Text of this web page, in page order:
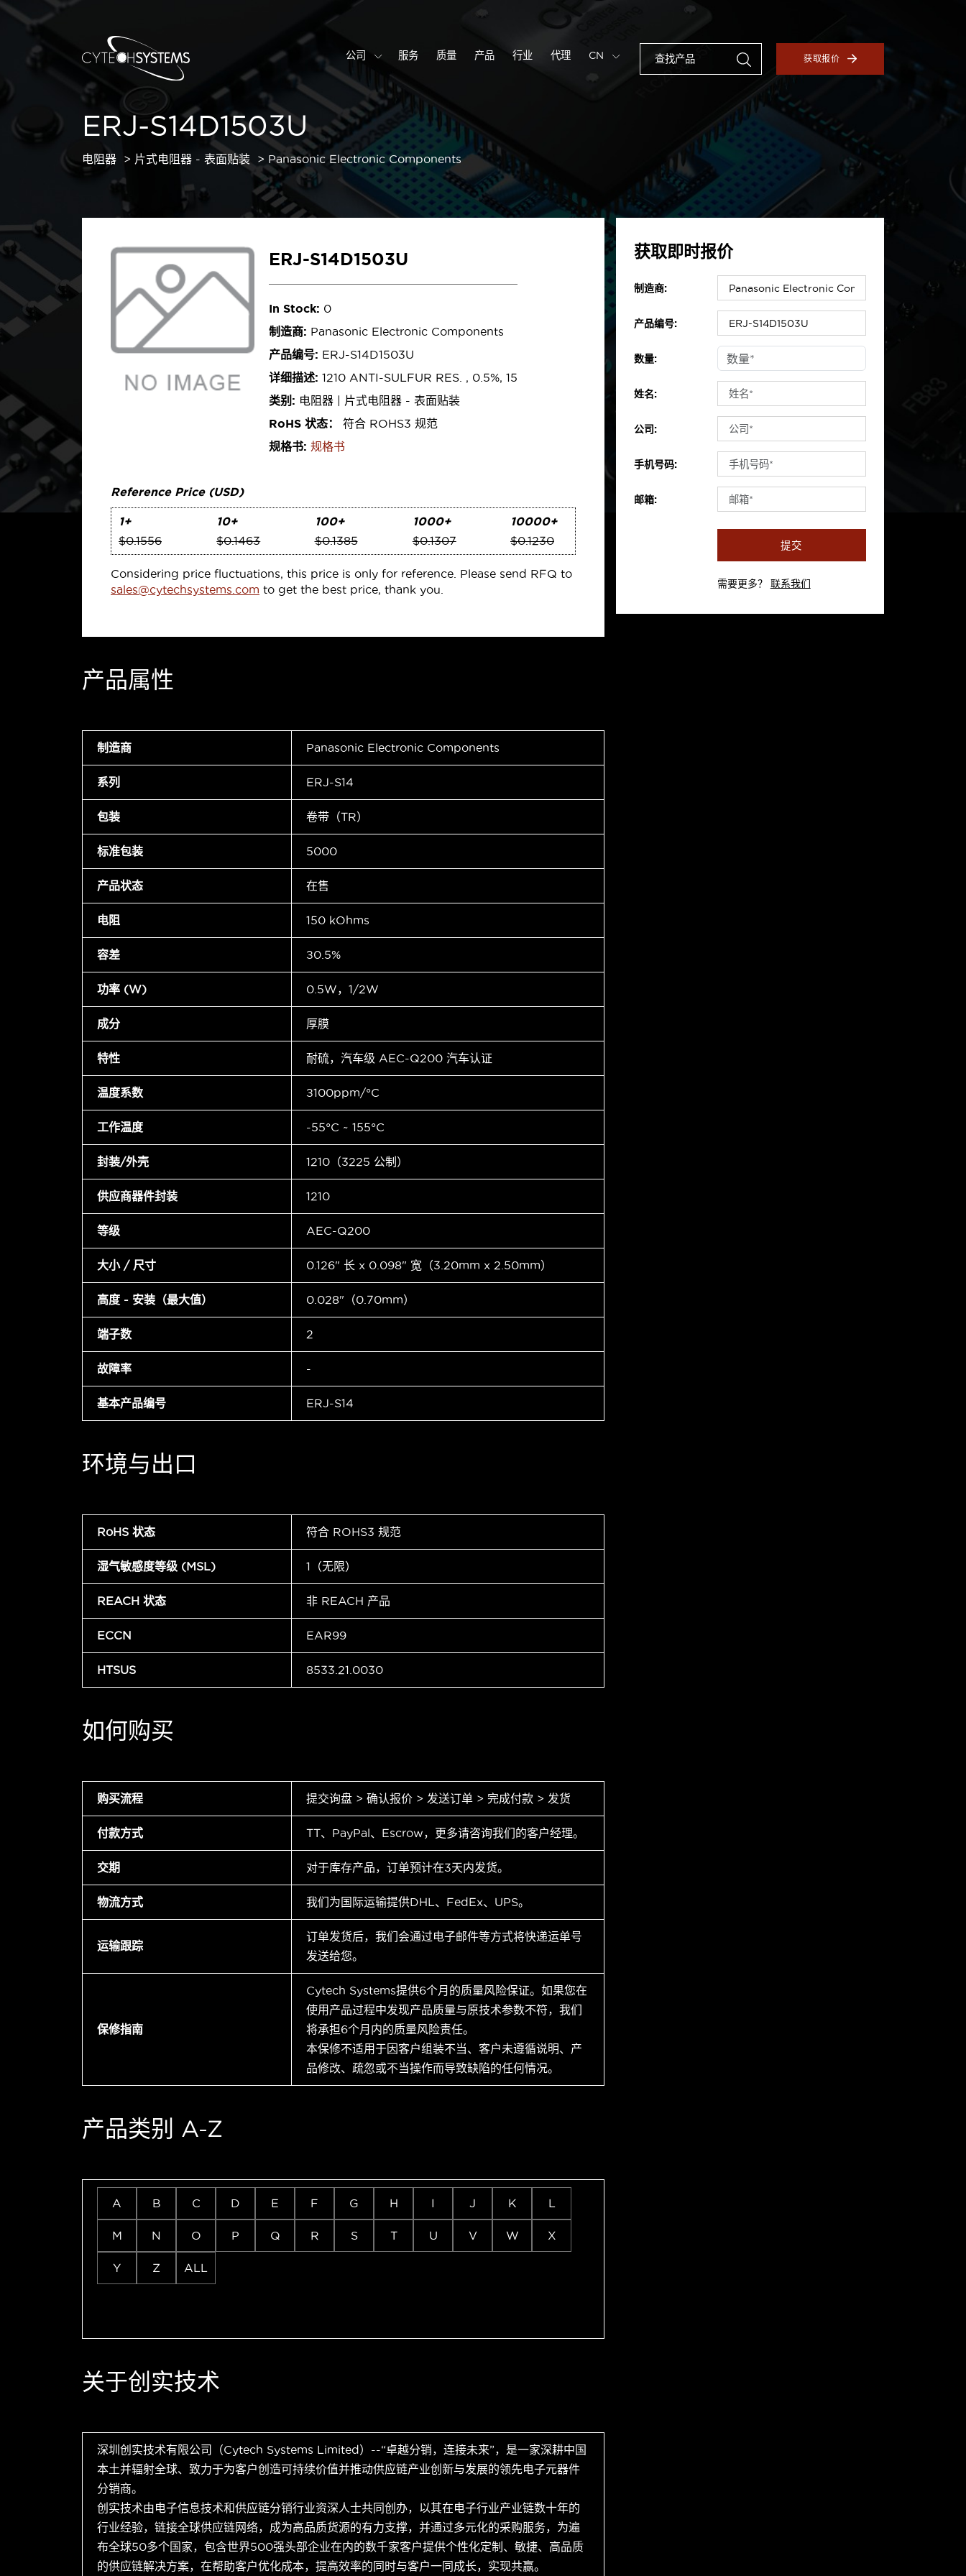
公司 服务 质量 产品 行业 代理 CN 获取报价
ERJ-S14D1503U
电阻器 片式电阻器 - 表面贴装 Panasonic Electronic Components
ERJ-S14D1503U
In Stock: 0
制造商: Panasonic Electronic Components
产品编号: ERJ-S14D1503U
详细描述: 1210 ANTI-SULFUR RES. , 0.5%, 15
类别: 电阻器 | 片式电阻器 - 表面贴装
RoHS 状态：
符合 ROHS3 规范
规格书: 规格书
Reference Price (USD)
1+
$0.1556
10+
$0.1463
100+
$0.1385
1000+
$0.1307
10000+
$0.1230
Considering price fluctuations, this price is only for reference. Please send RFQ to
sales@cytechsystems.com to get the best price, thank you.
产品属性
制造商 Panasonic Electronic Components
系列 ERJ-S14
包装 卷带（TR）
标准包装 5000
产品状态 在售
电阻 150 kOhms
容差 ±0.5%
功率 (W) 0.5W，1/2W
成分 厚膜
特性 耐硫，汽车级 AEC-Q200 汽车认证
温度系数 ±100ppm/°C
工作温度 -55°C ~ 155°C
封装/外壳 1210（3225 公制）
供应商器件封装 1210
等级 AEC-Q200
大小 / 尺寸 0.126" 长 x 0.098" 宽（3.20mm x 2.50mm）
高度 - 安装（最大值） 0.028"（0.70mm）
端子数 2
故障率 -
基本产品编号 ERJ-S14
环境与出口
RoHS 状态 符合 ROHS3 规范
湿气敏感度等级 (MSL) 1（无限）
REACH 状态 非 REACH 产品
ECCN EAR99
HTSUS 8533.21.0030
如何购买
购买流程 提交询盘 > 确认报价 > 发送订单 > 完成付款 > 发货
付款方式 TT、PayPal、Escrow，更多请咨询我们的客户经理。
交期 对于库存产品，订单预计在3天内发货。
物流方式 我们为国际运输提供DHL、FedEx、UPS。
运输跟踪
订单发货后，我们会通过电子邮件等方式将快递运单号
发送给您。
保修指南
Cytech Systems提供6个月的质量风险保证。如果您在
使用产品过程中发现产品质量与原技术参数不符，我们
将承担6个月内的质量风险责任。
本保修不适用于因客户组装不当、客户未遵循说明、产
品修改、疏忽或不当操作而导致缺陷的任何情况。
产品类别 A-Z
A B C D E F G H I J K L
M N O P Q R S T U V W X
Y Z ALL
关于创实技术
深圳创实技术有限公司（Cytech Systems Limited）--“卓越分销，连接未来”，是一家深耕中国
本土并辐射全球、致力于为客户创造可持续价值并推动供应链产业创新与发展的领先电子元器件
分销商。
创实技术由电子信息技术和供应链分销行业资深人士共同创办，以其在电子行业产业链数十年的
行业经验，链接全球供应链网络，成为高品质货源的有力支撑，并通过多元化的采购服务，为遍
布全球50多个国家，包含世界500强头部企业在内的数千家客户提供个性化定制、敏捷、高品质
的供应链解决方案，在帮助客户优化成本，提高效率的同时与客户一同成长，实现共赢。
获取即时报价
制造商:
产品编号:
数量:
姓名:
公司:
手机号码:
邮箱:
提交
需要更多？ 联系我们